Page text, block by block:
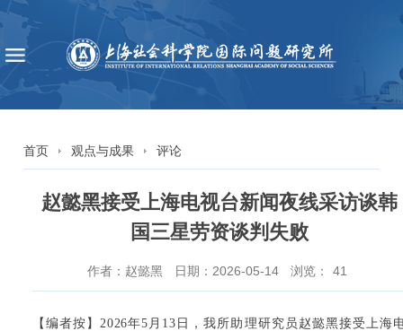
首页 观点与成果 评论
赵懿黑接受上海电视台新闻夜线采访谈韩
国三星劳资谈判失败
作者：赵懿黑 日期：2026-05-14 浏览： 41
【编者按】2026年5 月 13 日 ，我所助理研究员 赵懿黑接受上海